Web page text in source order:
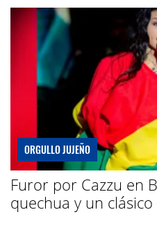
ORGULLO JUJEÑO
Furor por Cazzu en
quechua y un